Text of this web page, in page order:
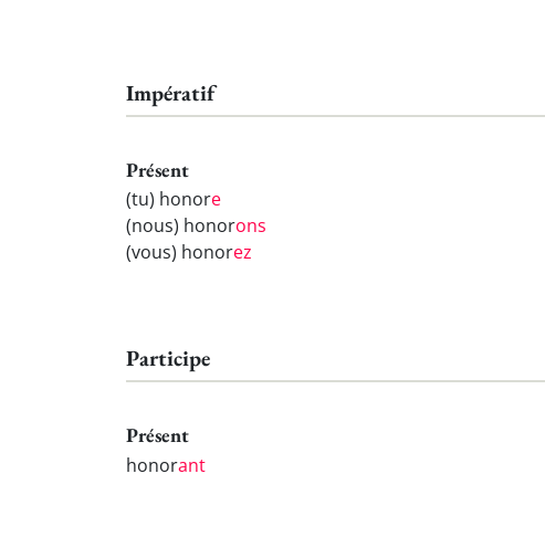
Impératif
Présent
(tu) honore
(nous) honorons
(vous) honorez
Participe
Présent
honorant